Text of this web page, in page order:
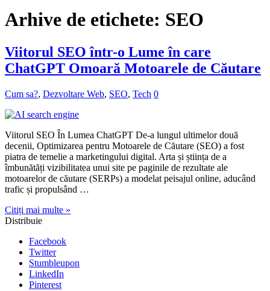
Arhive de etichete: SEO
Viitorul SEO într-o Lume în care
ChatGPT Omoară Motoarele de Căutare
Cum sa?, Dezvoltare Web, SEO, Tech 0
Viitorul SEO În Lumea ChatGPT De-a lungul ultimelor două
decenii, Optimizarea pentru Motoarele de Căutare (SEO) a fost
piatra de temelie a marketingului digital. Arta și știința de a
îmbunătăți vizibilitatea unui site pe paginile de rezultate ale
motoarelor de căutare (SERPs) a modelat peisajul online, aducând
trafic și propulsând …
Citiți mai multe »
Distribuie
Facebook
Twitter
Stumbleupon
LinkedIn
Pinterest